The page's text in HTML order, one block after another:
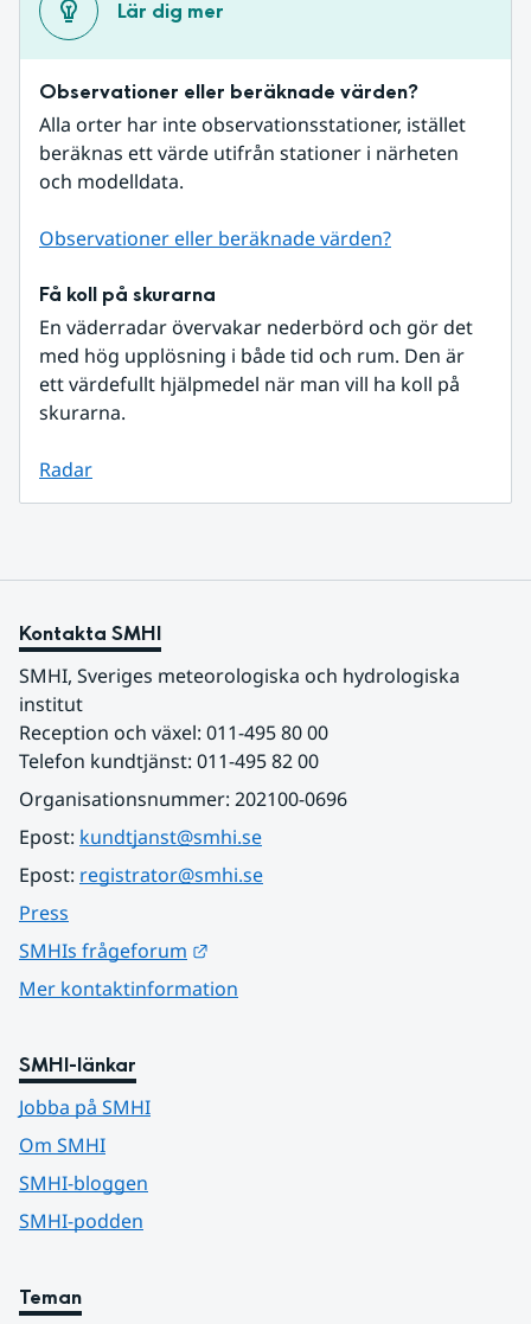
Lär dig mer
Observationer eller beräknade värden?
Alla orter har inte observationsstationer, istället
beräknas ett värde utifrån stationer i närheten
och modelldata.
Observationer eller beräknade värden?
Få koll på skurarna
En väderradar övervakar nederbörd och gör det
med hög upplösning i både tid och rum. Den är
ett värdefullt hjälpmedel när man vill ha koll på
skurarna.
Radar
Kontakta SMHI
SMHI, Sveriges meteorologiska och hydrologiska
institut
Reception och växel: 011-495 80 00
Telefon kundtjänst: 011-495 82 00
Organisationsnummer: 202100-0696
Epost: kundtjanst@smhi.se
Epost: registrator@smhi.se
Press
SMHIs frågeforum
Mer kontaktinformation
SMHI-länkar
Jobba på SMHI
Om SMHI
SMHI-bloggen
SMHI-podden
Teman